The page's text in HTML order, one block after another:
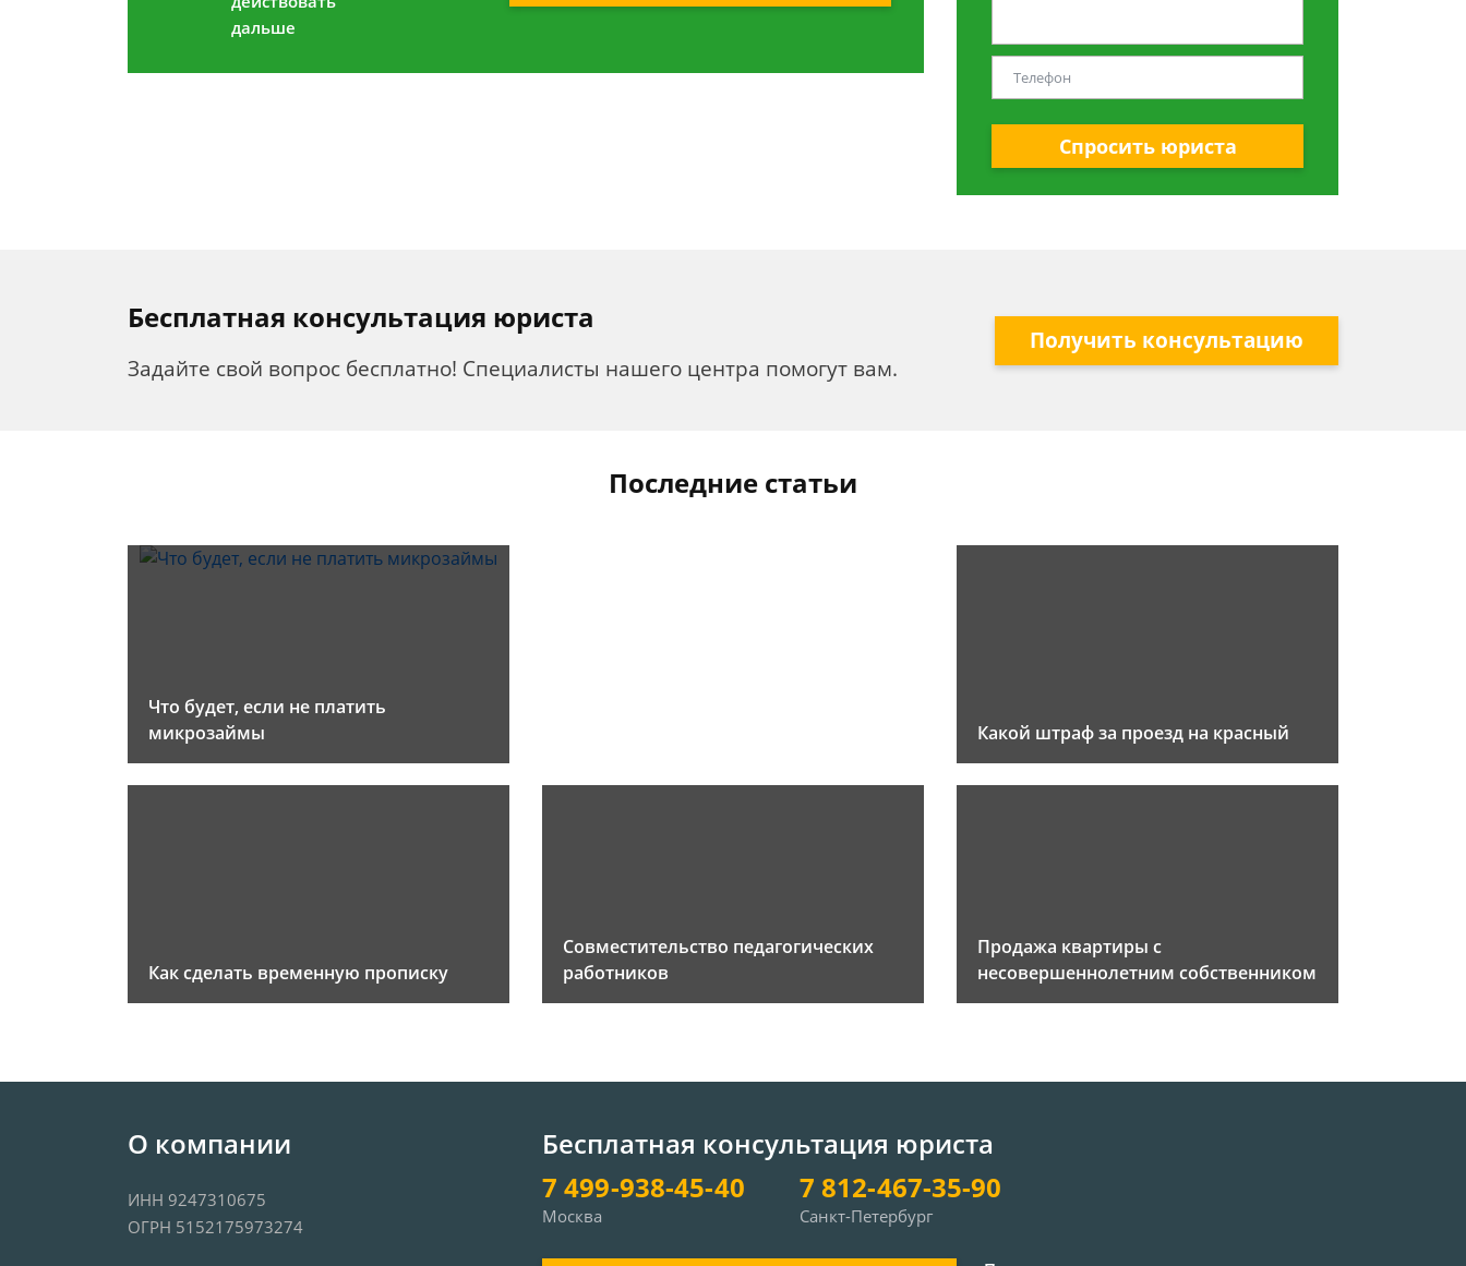
дальше
Спросить юриста
Бесплатная консультация юриста
Задайте свой вопрос бесплатно! Специалисты нашего центра помогут вам.
Получить консультацию
Последние статьи
Что будет, если не платить
микрозаймы
Какой штраф за проезд на красный
Как сделать временную прописку
Совместительство педагогических
работников
Продажа квартиры с
несовершеннолетним собственником
О компании
ИНН 9247310675
ОГРН 5152175973274
Бесплатная консультация юриста
7 499-938-45-40
Москва
7 812-467-35-90
Санкт-Петербург